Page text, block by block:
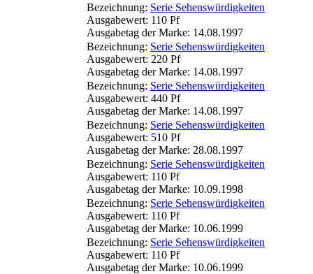
Bezeichnung: Serie Sehenswürdigkeiten
Ausgabewert: 110 Pf
Ausgabetag der Marke: 14.08.1997
Bezeichnung: Serie Sehenswürdigkeiten
Ausgabewert: 220 Pf
Ausgabetag der Marke: 14.08.1997
Bezeichnung: Serie Sehenswürdigkeiten
Ausgabewert: 440 Pf
Ausgabetag der Marke: 14.08.1997
Bezeichnung: Serie Sehenswürdigkeiten
Ausgabewert: 510 Pf
Ausgabetag der Marke: 28.08.1997
Bezeichnung: Serie Sehenswürdigkeiten
Ausgabewert: 110 Pf
Ausgabetag der Marke: 10.09.1998
Bezeichnung: Serie Sehenswürdigkeiten
Ausgabewert: 110 Pf
Ausgabetag der Marke: 10.06.1999
Bezeichnung: Serie Sehenswürdigkeiten
Ausgabewert: 110 Pf
Ausgabetag der Marke: 10.06.1999